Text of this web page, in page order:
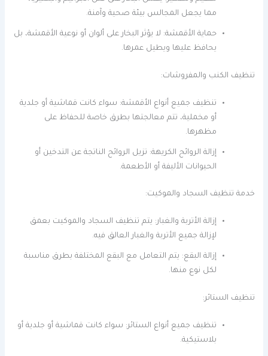
مما يجعل المجالس بيئة صحية وآمنة.
حماية الأقمشة: لا يؤثر البخار على ألوان أو نوعية الأقمشة، بل
يحافظ عليها ويطيل عمرها.
تنظيف الكنب والمفروشات:
تنظيف جميع أنواع الأقمشة: سواء كانت قماشية أو جلدية
أو مخملية، تتم معالجتها بطرق خاصة للحفاظ على
مظهرها.
إزالة الروائح الكريهة: تزيل الروائح الناتجة عن التدخين أو
الحيوانات الأليفة أو الأطعمة.
خدمة تنظيف السجاد والموكيت:
إزالة الأتربة والغبار: يتم تنظيف السجاد والموكيت بعمق
لإزالة جميع الأتربة والغبار العالق فيه.
إزالة البقع: يتم التعامل مع البقع المختلفة بطرق مناسبة
لكل نوع منها.
تنظيف الستائر:
تنظيف جميع أنواع الستائر: سواء كانت قماشية أو جلدية أو
بلاستيكية.